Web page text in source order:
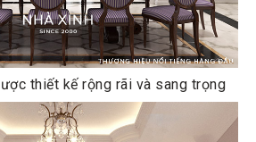
thiết kế rộng rãi và sang trọng